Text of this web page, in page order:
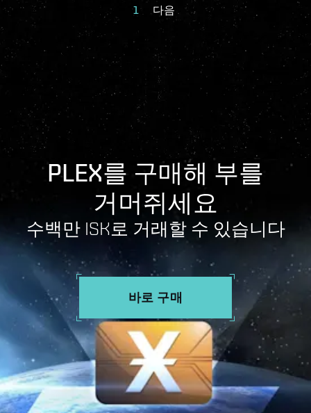
1 다음
PLEX를 구매해 부를
거머쥐세요
수백만 ISK로 거래할 수 있습니다
바로 구매